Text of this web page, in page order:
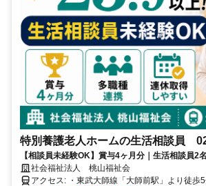
特別養護老人ホームの生活相談員
【相談員未経験OK】賞与4ヶ月分｜生活相談員2
まない環境”で働きませんか？
社会福祉法人 桃山福祉会
アクセス: ・東武大師線「大師前駅」より徒歩